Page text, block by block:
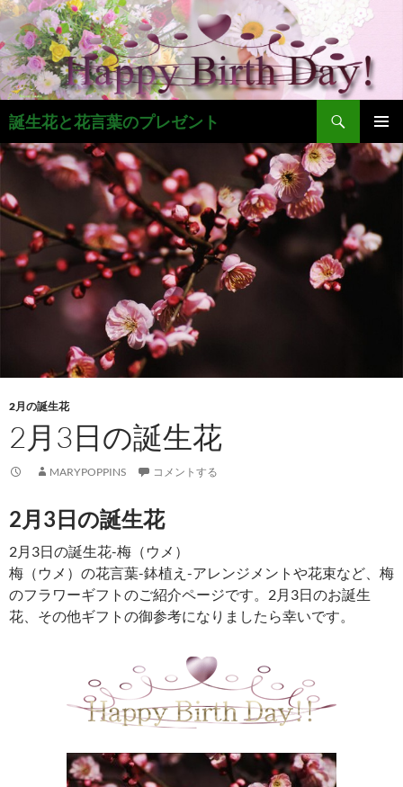
コ
ン
テ
ン
ツ
へ
ス
キ
プ
誕生花と花言葉のプレゼント
検
索
メインメ
ニュー
2月の誕生花
2月3日の誕生花
MARYPOPPINS コメントする
2月3日の誕生花
2月3日の誕生花-梅（ウメ）
梅（ウメ）の花言葉-鉢植え-アレンジメントや花束など、梅
のフラワーギフトのご紹介ページです。2月3日のお誕生
花、その他ギフトの御参考になりましたら幸いです。